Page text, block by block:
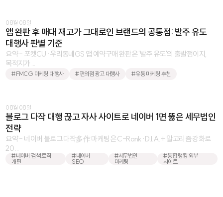
08월 08일
앱 완판 후 매대 재고가 그대로인 브랜드의 공통점: 발주 유도
대행사 판별 기준
요약 - 포켓CU·우리동네GS 앱 예약구매 완판은 '발주 유도'의 출발점이지,
목적지가 ...
#FMCG 마케팅 대행사 #편의점 광고 대행사 #유통 마케팅 추천
08월 08일
블로그 다작 대행 끊고 자사 사이트로 네이버 1면 뚫은 세무법인
전략
요약 - 네이버 블로그 다작多作 마케팅은 C-Rank·D.I.A.+ 알고리즘 강화로
20 ...
#네이버 검색 로직
개편
#네이버
SEO
#세무법인
마케팅
#통합 랭킹 외부
사이트